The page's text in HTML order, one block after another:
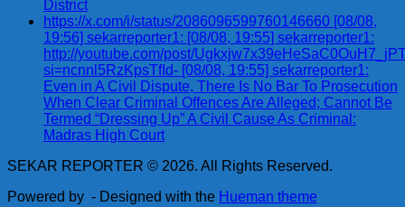
District
https://x.com/i/status/2086096599760146660 [08/08,
19:56] sekarreporter1: [08/08, 19:55] sekarreporter1:
http://youtube.com/post/
si=ncnnl5RzKpsTfId- [08/08, 19:55] sekarreporter1:
Even in A Civil Dispute, There Is No Bar To Prosecution
When Clear Criminal Offences Are Alleged; Cannot Be
Termed “Dressing Up” A Civil Cause As Criminal:
Madras High Court
SEKAR REPORTER © 2026. All Rights Reserved.
Powered by - Designed with the Hueman theme